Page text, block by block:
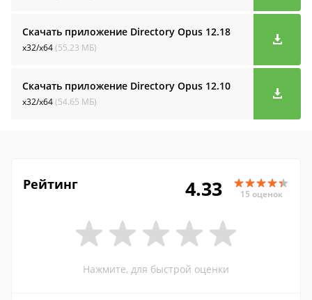
Скачать приложение Directory Opus 12.18
x32/x64(55.23 МБ)
Скачать приложение Directory Opus 12.10
x32/x64(54.65 МБ)
Рейтинг 4.33 15 оценок
Нажмите, для быстрой оценки